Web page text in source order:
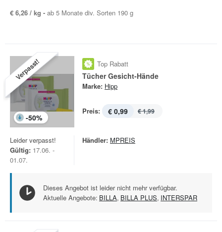
€ 6,26 / kg - ab 5 Monate div. Sorten 190 g
Verpasst!
-50%
Top Rabatt
Tücher Gesicht-Hände
Marke: Hipp
Preis: € 0,99 € 1,99
Leider verpasst!
Gültig: 17.06. -
01.07.
Händler: MPREIS
Dieses Angebot ist leider nicht mehr verfügbar.
Aktuelle Angebote: BILLA, BILLA PLUS, INTERSPAR